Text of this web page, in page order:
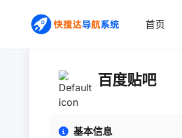
首页
首页 / 网站详情
百度贴吧
基本信息